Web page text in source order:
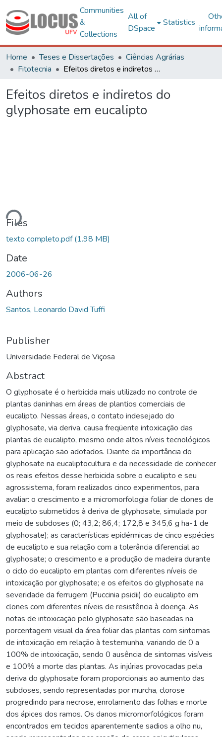
Communities
&
Collections
All of
DSpace
Statistics
Home Teses e Dissertações
Ciências Agrárias
Fitotecnia
Efeitos diretos e indiretos do glyphosate em eucalipto
Efeitos diretos e indiretos do
glyphosate em eucalipto
Loading...
Files
texto completo.pdf(1.98 MB)
Date
2006-06-26
Authors
Santos, Leonardo David Tuffi
Publisher
Universidade Federal de Viçosa
Abstract
O glyphosate é o herbicida mais utilizado no controle de
plantas daninhas em áreas de plantios comerciais de
eucalipto. Nessas áreas, o contato indesejado do
glyphosate, via deriva, causa freqüente intoxicação das
plantas de eucalipto, mesmo onde altos níveis tecnológicos
para aplicação são adotados. Diante da importância do
glyphosate na eucaliptocultura e da necessidade de conhecer
os reais efeitos desse herbicida sobre o eucalipto e seu
agrossistema, foram realizados cinco experimentos, para
avaliar: o crescimento e a micromorfologia foliar de clones de
eucalipto submetidos à deriva de glyphosate, simulada por
meio de subdoses (0; 43,2; 86,4; 172,8 e 345,6 g ha-1 de
glyphosate); as características epidérmicas de cinco espécies
de eucalipto e sua relação com a tolerância diferencial ao
glyphosate; o crescimento e a produção de madeira durante
o ciclo do eucalipto em plantas com diferentes níveis de
intoxicação por glyphosate; e os efeitos do glyphosate na
severidade da ferrugem (Puccinia psidii) do eucalipto em
clones com diferentes níveis de resistência à doença. As
notas de intoxicação pelo glyphosate são baseadas na
porcentagem visual da área foliar das plantas com sintomas
de intoxicação em relação à testemunha, variando de 0 a
100% de intoxicação, sendo 0 ausência de sintomas visíveis
e 100% a morte das plantas. As injúrias provocadas pela
deriva do glyphosate foram proporcionais ao aumento das
subdoses, sendo representadas por murcha, clorose
progredindo para necrose, enrolamento das folhas e morte
dos ápices dos ramos. Os danos micromorfológicos foram
encontrados em tecidos aparentemente sadios a olho nu,